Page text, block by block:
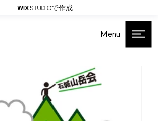
で作成
Menu